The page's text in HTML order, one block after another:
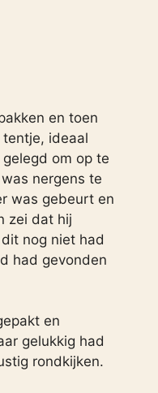
en toen
ideaal
om op te
nergens te
was gebeurt en
zei dat hij
nog niet had
had gevonden
en
gelukkig had
rondkijken.